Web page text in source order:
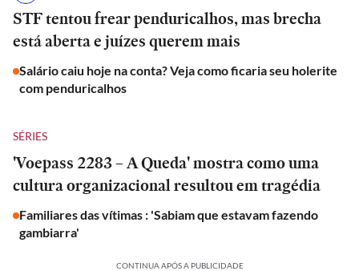
STF tentou frear penduricalhos, mas brecha
está aberta e juízes querem mais
Salário caiu hoje na conta? Veja como ficaria seu holerite
com penduricalhos
SÉRIES
'Voepass 2283 – A Queda' mostra como uma
cultura organizacional resultou em tragédia
Familiares das vítimas : 'Sabiam que estavam fazendo
gambiarra'
CONTINUA APÓS A PUBLICIDADE